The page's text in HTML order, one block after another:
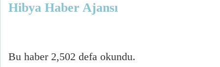
Hibya Haber Ajansı
Bu haber 2,502 defa okundu.